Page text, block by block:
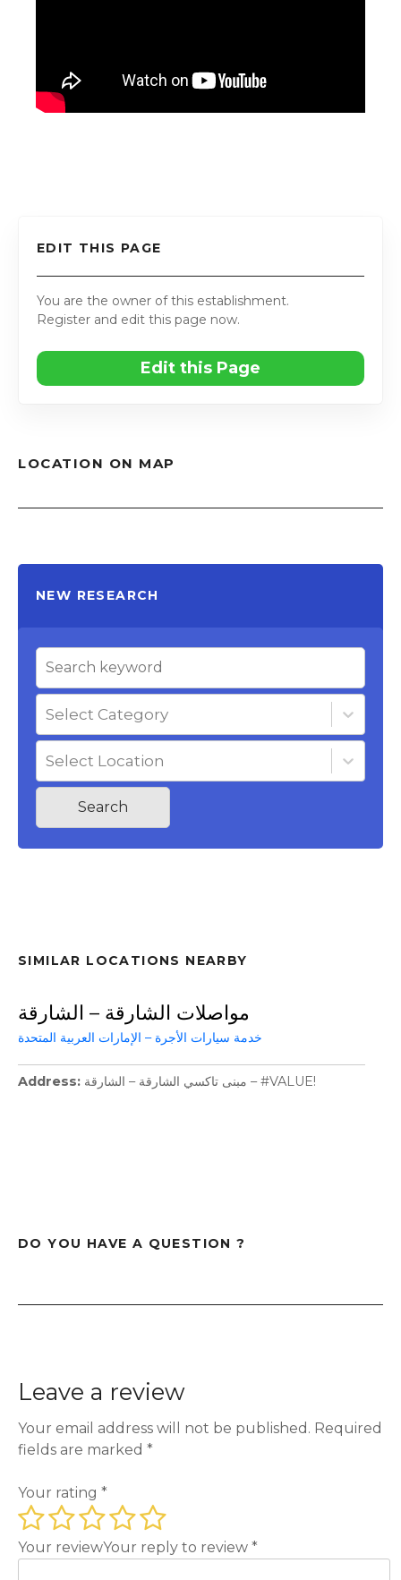
EDIT THIS PAGE
You are the owner of this establishment.
Register and edit this page now.
Edit this Page
LOCATION ON MAP
NEW RESEARCH
Select Category
Select Location
Search
SIMILAR LOCATIONS NEARBY
مواصلات الشارقة – الشارقة
خدمة سيارات الأجرة – الإمارات العربية المتحدة
Address مبنى تاكسي الشارقة – الشارقة – #VALUE!
DO YOU HAVE A QUESTION ?
Leave a review
Your email address will not be published. Required
fields are marked *
Your rating *
Your reviewYour reply to review *